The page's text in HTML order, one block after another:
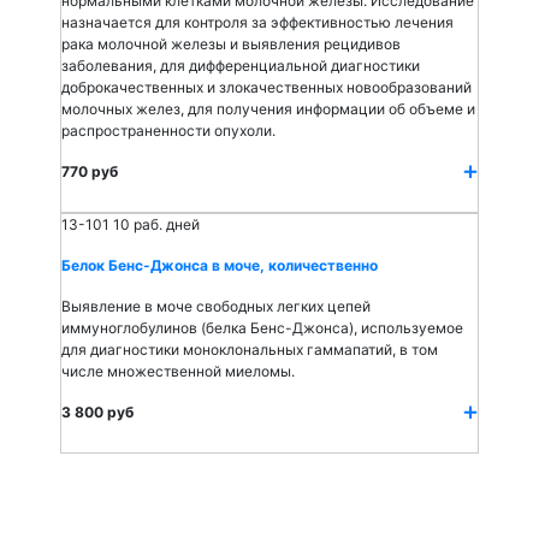
назначается для контроля за эффективностью лечения
рака молочной железы и выявления рецидивов
заболевания, для дифференциальной диагностики
доброкачественных и злокачественных новообразований
молочных желез, для получения информации об объеме и
распространенности опухоли.
770 руб
13-101 10 раб. дней
Белок Бенс-Джонса в моче, количественно
Выявление в моче свободных легких цепей
иммуноглобулинов (белка Бенс-Джонса), используемое
для диагностики моноклональных гаммапатий, в том
числе множественной миеломы.
3 800 руб